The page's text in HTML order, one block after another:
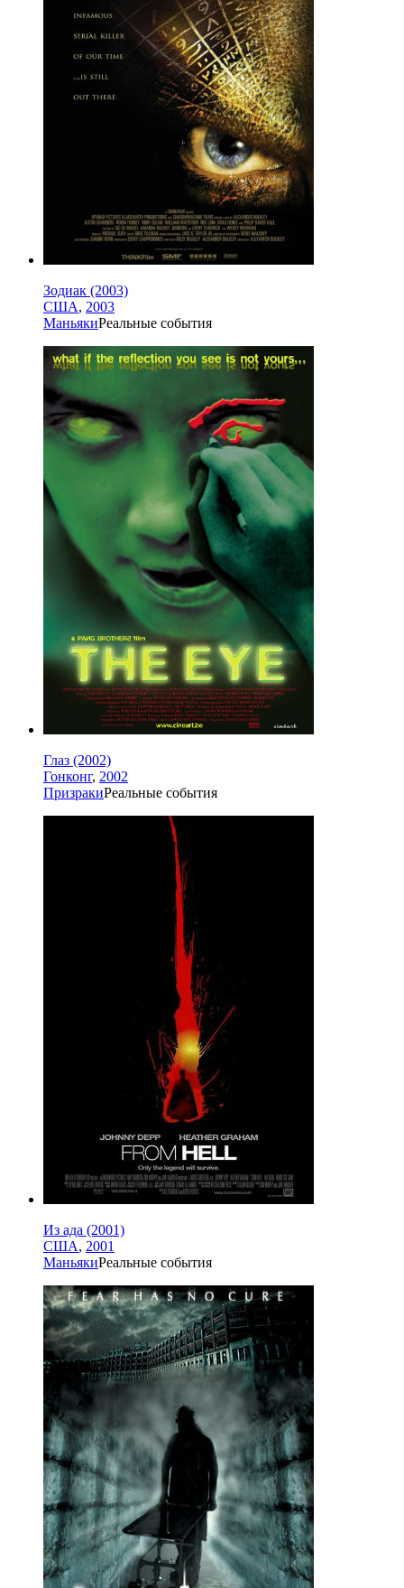
Зодиак (2003)
США, 2003
МаньякиРеальные события
Глаз (2002)
Гонконг, 2002
ПризракиРеальные события
Из ада (2001)
США, 2001
МаньякиРеальные события